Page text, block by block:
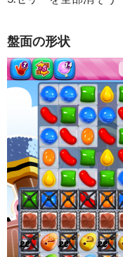
盤面の形状